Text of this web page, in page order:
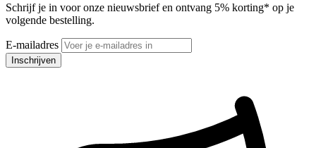
Schrijf je in voor onze nieuwsbrief en ontvang 5% korting* op je
volgende bestelling.
E-mailadres
Inschrijven